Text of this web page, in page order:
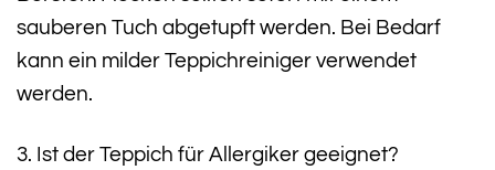
sauberen Tuch abgetupft werden. Bei Bedarf
kann ein milder Teppichreiniger verwendet
werden.
3. Ist der Teppich für Allergiker geeignet?